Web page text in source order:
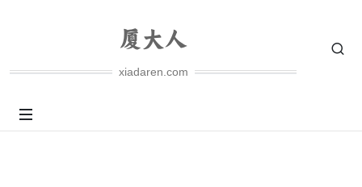
xiadaren.com